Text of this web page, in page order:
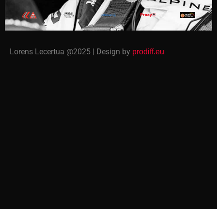
Lorens Lecertua @2025 | Design by prodiff.eu